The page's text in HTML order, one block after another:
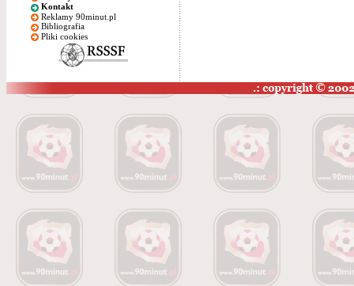
Kontakt
Reklamy 90minut.pl
Bibliografia
Pliki cookies